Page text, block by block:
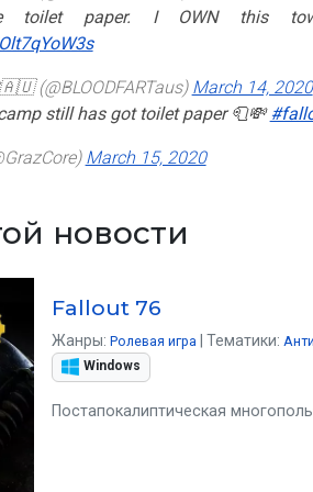
toilet paper. I OWN this
(@BLOODFARTaus) March 14, 2020
still has got toilet paper 🧻💸
March 15, 2020
новости
Fallout 76
Жанры: Ролевая игра Тематики:
Windows
Постапокалиптическая